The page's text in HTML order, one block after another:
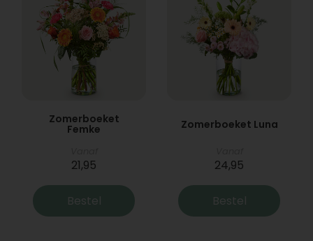
Zomerboeket
Femke
21,95
Bestel
Zomerboeket Luna
24,95
Bestel